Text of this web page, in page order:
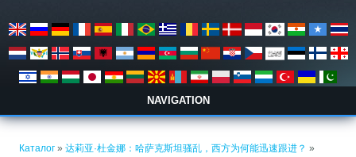
NAVIGATION
Каталог »达莉亚·杜金娜：哈萨克斯坦骚乱，西方为何能迅速跟进？ »